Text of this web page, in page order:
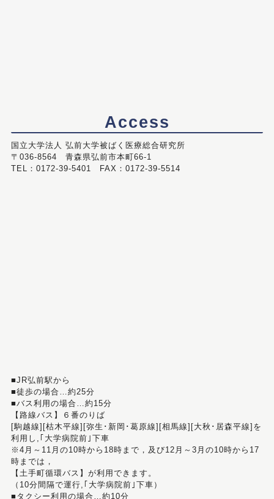
Access
国立大学法人 弘前大学被ばく医療総合研究所
〒036-8564 青森県弘前市本町66-1
TEL：0172-39-5401 FAX：0172-39-5514
■JR弘前駅から
■徒歩の場合…約25分
■バス利用の場合…約15分
【路線バス】６番のりば
[駒越線][枯木平線][弥生･新岡･葛原線][相馬線][大秋･居森平線]を
利用し,｢大学病院前｣下車
※4月～11月の10時から18時まで，及び12月～3月の10時から17
時までは，
【土手町循環バス】が利用できます。
（10分間隔で運行,｢大学病院前｣下車）
■タクシー利用の場合…約10分